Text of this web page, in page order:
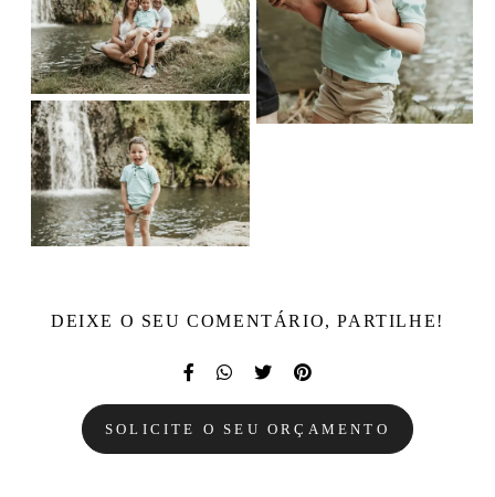
DEIXE O SEU COMENTÁRIO, PARTILHE!
SOLICITE O SEU ORÇAMENTO